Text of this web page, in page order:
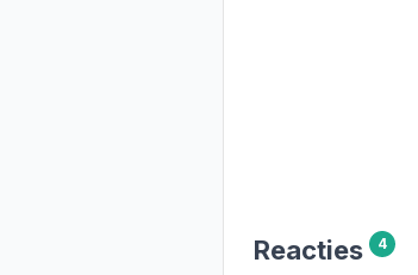
Reacties 4